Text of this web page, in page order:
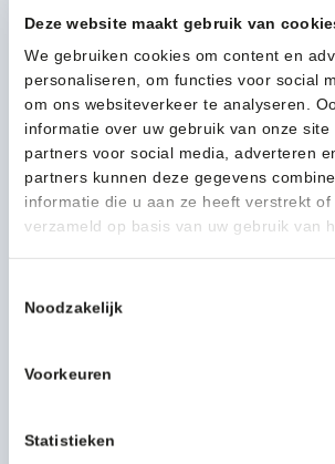
Deze website maakt gebruik van
We gebruiken cookies om content en
personaliseren, om functies voor social
om ons websiteverkeer te analyseren.
informatie over uw gebruik van onze site
partners voor social media, adverteren
partners kunnen deze gegevens
informatie die u aan ze heeft verstrekt of
verzameld op basis van uw gebruik van
Noodzakelijk
Voorkeuren
Statistieken
op wat echt belangrijk is. Een moeiteloze
vleugje vooruitgang. Maak het leven
opnieuw.
Meer productinformatie
Gewicht (kg)
Verpakkingseenheid 5 x
Artikel hoogte mm
Artikel breedte mm